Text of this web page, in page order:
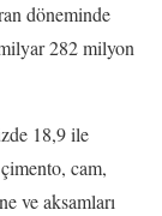
döneminde
282 milyon
18,9 ile
cam,
ve aksamları